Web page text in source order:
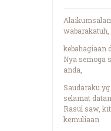
wabarakatuh,
kebahagiaan
Nya semoga
anda,
Saudaraku
selamat
Rasul saw,
kemuliaan